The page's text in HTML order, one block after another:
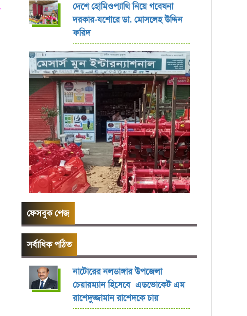
দেশে হোমিওপ্যাথি নিয়ে গবেষনা
দরকার-যশোরে ডা. মোসলেহ উদ্দিন
ফরিদ
ফেসবুক পেজ
সর্বাধিক পঠিত
নাটোরের নলডাঙ্গার উপজেলা
চেয়ারম্যান হিসেবে এডভোকেট এম
রাশেদুজ্জামান রাশেদকে চায়